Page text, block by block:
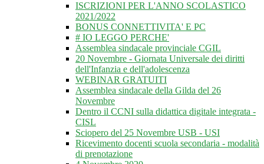
ISCRIZIONI PER L'ANNO SCOLASTICO
2021/2022
BONUS CONNETTIVITA' E PC
# IO LEGGO PERCHE'
Assemblea sindacale provinciale CGIL
20 Novembre - Giornata Universale dei diritti
dell'Infanzia e dell'adolescenza
WEBINAR GRATUITI
Assemblea sindacale della Gilda del 26
Novembre
Dentro il CCNI sulla didattica digitale integrata -
CISL
Sciopero del 25 Novembre USB - USI
Ricevimento docenti scuola secondaria - modalità
di prenotazione